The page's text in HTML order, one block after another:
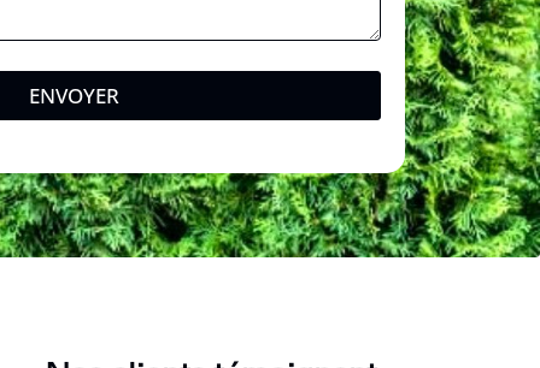
ENVOYER